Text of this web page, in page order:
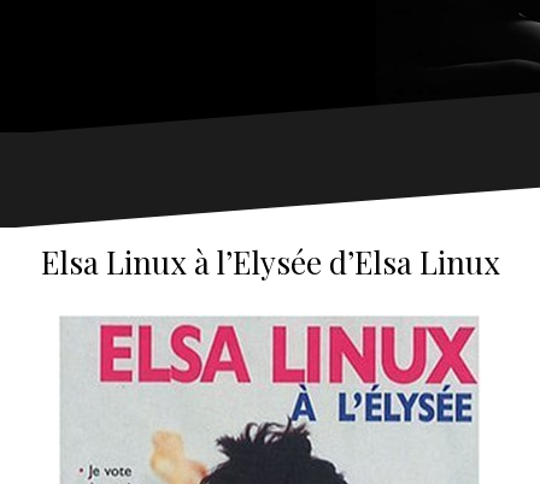
Elsa Linux à l’Elysée d’Elsa Linux